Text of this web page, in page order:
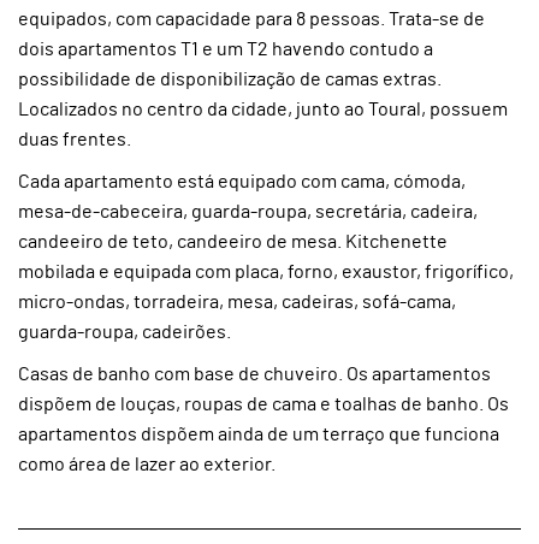
equipados, com capacidade para 8 pessoas. Trata-se de
dois apartamentos T1 e um T2 havendo contudo a
possibilidade de disponibilização de camas extras.
Localizados no centro da cidade, junto ao Toural, possuem
duas frentes.
Cada apartamento está equipado com cama, cómoda,
mesa-de-cabeceira, guarda-roupa, secretária, cadeira,
candeeiro de teto, candeeiro de mesa. Kitchenette
mobilada e equipada com placa, forno, exaustor, frigorífico,
micro-ondas, torradeira, mesa, cadeiras, sofá-cama,
guarda-roupa, cadeirões.
Casas de banho com base de chuveiro. Os apartamentos
dispõem de louças, roupas de cama e toalhas de banho. Os
apartamentos dispõem ainda de um terraço que funciona
como área de lazer ao exterior.